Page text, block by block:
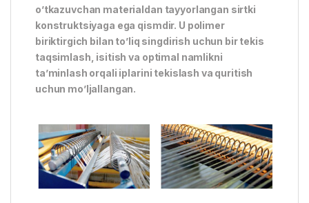
o’tkazuvchan materialdan tayyorlangan sirtki
konstruktsiyaga ega qismdir. U polimer
biriktirgich bilan to’liq singdirish uchun bir tekis
taqsimlash, isitish va optimal namlikni
ta’minlash orqali iplarini tekislash va quritish
uchun mo’ljallangan.